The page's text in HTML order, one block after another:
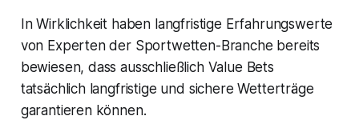
In Wirklichkeit haben langfristige Erfahrungswerte
von Experten der Sportwetten-Branche bereits
bewiesen, dass ausschließlich Value Bets
tatsächlich langfristige und sichere Wetterträge
garantieren können.